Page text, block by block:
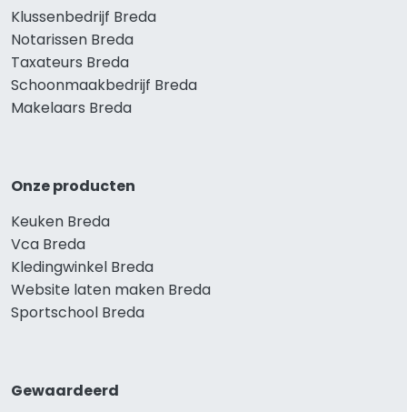
Klussenbedrijf Breda
Notarissen Breda
Taxateurs Breda
Schoonmaakbedrijf Breda
Makelaars Breda
Onze producten
Keuken Breda
Vca Breda
Kledingwinkel Breda
Website laten maken Breda
Sportschool Breda
Gewaardeerd